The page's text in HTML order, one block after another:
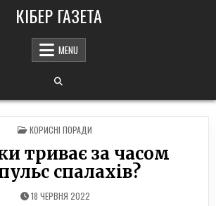
КІБЕР ГАЗЕТА
MENU
POSTED
IN
КОРИСНІ ПОРАДИ
триває за часом
спалахів?
18 ЧЕРВНЯ 2022